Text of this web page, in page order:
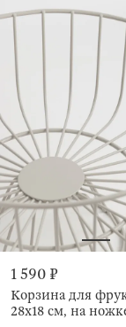
1 590 ₽
Корзина для
28х18 см, на